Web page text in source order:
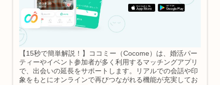
【15秒で簡単解説！】ココミー（Cocome）は、婚活パー
ティーやイベント参加者が多く利用するマッチングアプリ
で、出会いの延長をサポートします。リアルでの会話や印
象をもとにオンラインで再びつながれる機能が充実してお